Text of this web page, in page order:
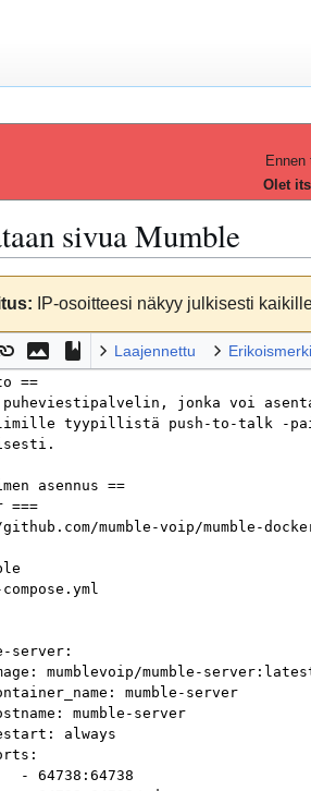
Olet
sivuaMumble
IP-osoitteesi näkyy julkisesti
Laajennettu